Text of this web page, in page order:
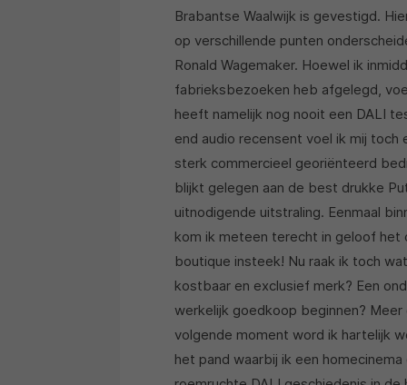
Brabantse Waalwijk is gevestigd.
op verschillende punten
Ronald Wagemaker. Hoewel ik
fabrieksbezoeken heb afgelegd,
heeft namelijk nog nooit een DALI
end audio recensent voel ik mij toch
sterk commercieel georiënteerd
blijkt gelegen aan de best drukke
uitnodigende uitstraling. Eenmaal
kom ik meteen terecht in geloof het
boutique insteek! Nu raak ik toch
kostbaar en exclusief merk? Een
werkelijk goedkoop beginnen?
volgende moment word ik hartelijk
het pand waarbij ik een